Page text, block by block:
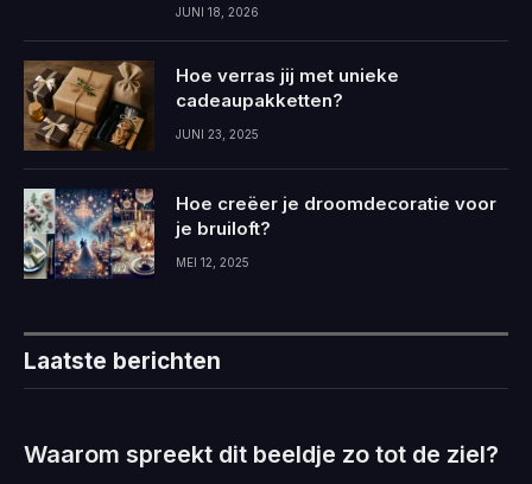
JUNI 18, 2026
Hoe verras jij met unieke
cadeaupakketten?
JUNI 23, 2025
Hoe creëer je droomdecoratie voor
je bruiloft?
MEI 12, 2025
Laatste berichten
Waarom spreekt dit beeldje zo tot de ziel?